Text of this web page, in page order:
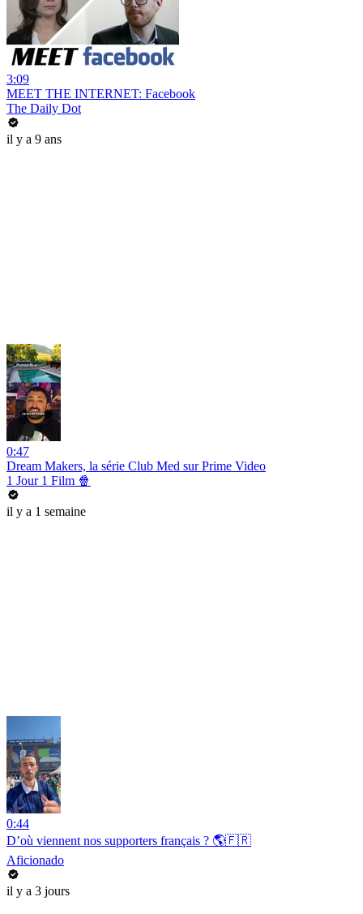
3:09
MEET THE INTERNET: Facebook
The Daily Dot
il y a 9 ans
0:47
Dream Makers, la série Club Med sur Prime Video
1 Jour 1 Film 🍿
il y a 1 semaine
0:44
D’où viennent nos supporters français ? 🌎🇫🇷
Aficionado
il y a 3 jours